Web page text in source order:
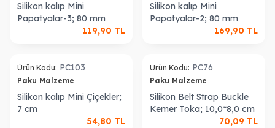
Silikon kalıp Mini
Papatyalar-3; 80 mm
119,90 TL
Silikon kalıp Mini
Papatyalar-2; 80 mm
169,90 TL
Ürün Kodu: PC103
Paku Malzeme
Silikon kalıp Mini Çiçekler;
7 cm
54,80 TL
Ürün Kodu: PC76
Paku Malzeme
Silikon Belt Strap Buckle
Kemer Toka; 10,0*8,0 cm
70,09 TL